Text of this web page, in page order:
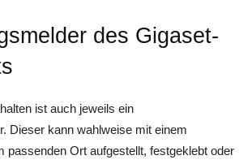
des Gigaset-
ist auch jeweils ein
Dieser kann wahlweise mit einem
passenden Ort aufgestellt, festgeklebt oder